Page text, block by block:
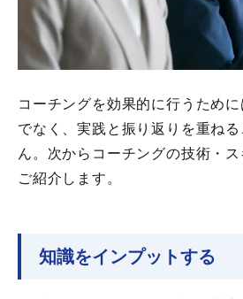
コーチングを効果的に行うため
でなく、実践と振り返りを重ね
ん。次からコーチングの技術・
ご紹介します。
知識をインプットする